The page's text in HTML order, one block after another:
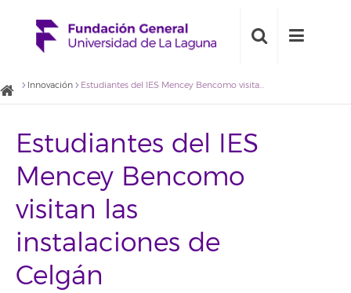
Innovación Estudiantes del IES Mencey Bencomo visitan las instalaciones de Celgán
Estudiantes del IES
Mencey Bencomo
visitan las
instalaciones de
Celgán